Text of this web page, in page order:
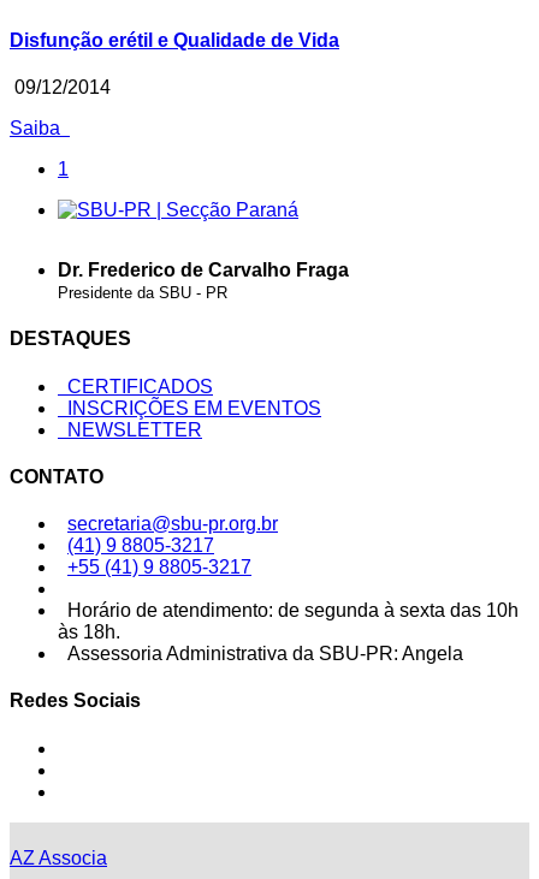
Disfunção erétil e Qualidade de Vida
09/12/2014
Saiba
1
Dr. Frederico de Carvalho Fraga
Presidente da SBU - PR
DESTAQUES
CERTIFICADOS
INSCRIÇÕES EM EVENTOS
NEWSLETTER
CONTATO
secretaria@sbu-pr.org.br
(41) 9 8805-3217
+55 (41) 9 8805-3217
Horário de atendimento: de segunda à sexta das 10h
às 18h.
Assessoria Administrativa da SBU-PR: Angela
Redes Sociais
AZ Associa